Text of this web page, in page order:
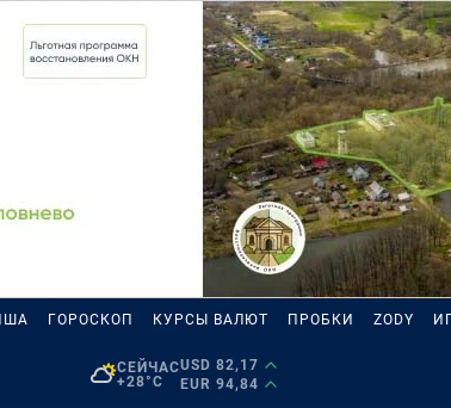
ГОРОСКОП КУРСЫ ВАЛЮТ ПРОБКИ ZODY
СЕЙЧАС
+28°C
USD 82,17
EUR 94,84